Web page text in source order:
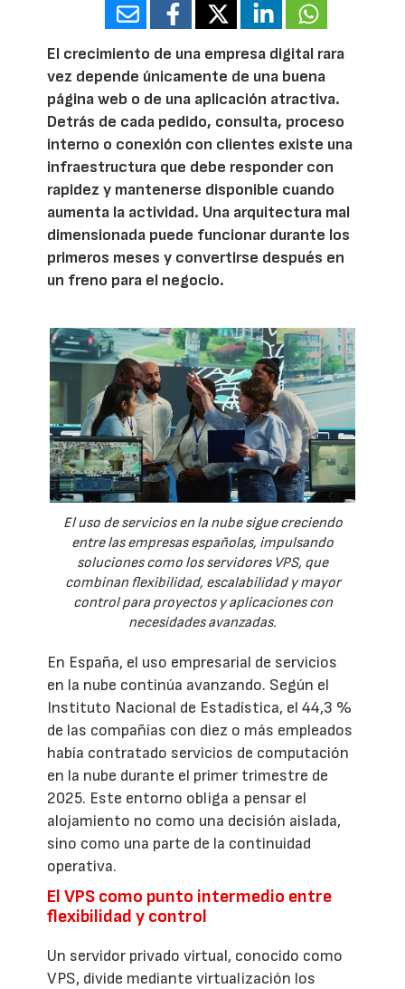
El crecimiento de una empresa digital rara
vez depende únicamente de una buena
página web o de una aplicación atractiva.
Detrás de cada pedido, consulta, proceso
interno o conexión con clientes existe una
infraestructura que debe responder con
rapidez y mantenerse disponible cuando
aumenta la actividad. Una arquitectura mal
dimensionada puede funcionar durante los
primeros meses y convertirse después en
un freno para el negocio.
El uso de servicios en la nube sigue creciendo
entre las empresas españolas, impulsando
soluciones como los servidores VPS, que
combinan flexibilidad, escalabilidad y mayor
control para proyectos y aplicaciones con
necesidades avanzadas.
En España, el uso empresarial de servicios
en la nube continúa avanzando. Según el
Instituto Nacional de Estadística, el 44,3 %
de las compañías con diez o más empleados
había contratado servicios de computación
en la nube durante el primer trimestre de
2025. Este entorno obliga a pensar el
alojamiento no como una decisión aislada,
sino como una parte de la continuidad
operativa.
El VPS como punto intermedio entre
flexibilidad y control
Un servidor privado virtual, conocido como
VPS, divide mediante virtualización los